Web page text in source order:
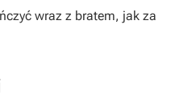
wraz z bratem, jak za